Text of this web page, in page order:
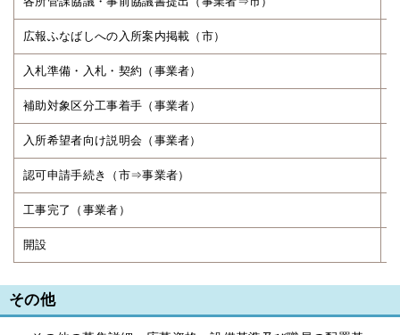
広報ふなばしへの入所案内掲載（市）
入札準備・入札・契約（事業者）
補助対象区分工事着手（事業者）
入所希望者向け説明会（事業者）
認可申請手続き（市⇒事業者）
工事完了（事業者）
開設
その他